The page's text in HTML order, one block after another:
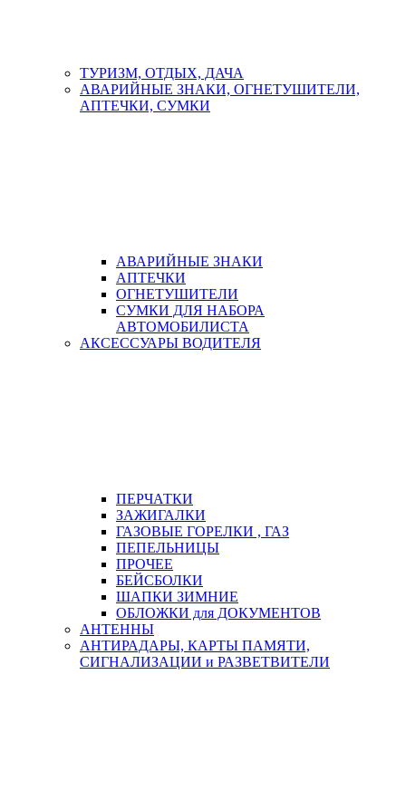
ТУРИЗМ, ОТДЫХ, ДАЧА
АВАРИЙНЫЕ ЗНАКИ, ОГНЕТУШИТЕЛИ,
АПТЕЧКИ, СУМКИ
АВАРИЙНЫЕ ЗНАКИ
АПТЕЧКИ
ОГНЕТУШИТЕЛИ
СУМКИ ДЛЯ НАБОРА
АВТОМОБИЛИСТА
АКСЕССУАРЫ ВОДИТЕЛЯ
ПЕРЧАТКИ
ЗАЖИГАЛКИ
ГАЗОВЫЕ ГОРЕЛКИ , ГАЗ
ПЕПЕЛЬНИЦЫ
ПРОЧЕЕ
БЕЙСБОЛКИ
ШАПКИ ЗИМНИЕ
ОБЛОЖКИ для ДОКУМЕНТОВ
АНТЕННЫ
АНТИРАДАРЫ, КАРТЫ ПАМЯТИ,
СИГНАЛИЗАЦИИ и РАЗВЕТВИТЕЛИ